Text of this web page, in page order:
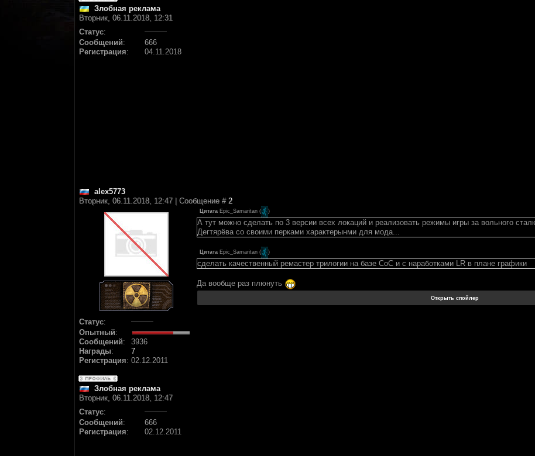
Злобная реклама
Вторник, 06.11.2018, 12:31
Статус:
Сообщений:
666
Регистрация: 04.11.2018
alex5773
Вторник, 06.11.2018, 12:47 | Сообщение # 2
Статус:
Опытный:
Сообщений:
3936
Награды:
7
Регистрация: 02.12.2011
Цитата Epic_Samaritan ( )
А тут можно сделать по 3 версии всех локаций и реализовать режимы игры за вольного
Дегтярёва со своими перками характерынми для мода...
Цитата Epic_Samaritan ( )
сделать качественный ремастер трилогии на базе CoC и с наработками LR в плане графики
Да вообще раз плюнуть
Злобная реклама
Вторник, 06.11.2018, 12:47
Статус:
Сообщений:
666
Регистрация: 02.12.2011